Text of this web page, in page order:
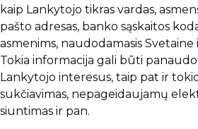
kaip Lankytojo tikras vardas,
pašto adresas, banko sąskaitos
asmenims, naudodamasis Svetaine
Tokia informacija gali būti
Lankytojo interesus, taip pat ir
sukčiavimas, nepageidaujamų
siuntimas ir pan.